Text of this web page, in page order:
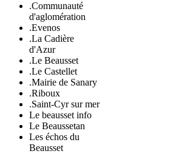
.Communauté
d'aglomération
.Evenos
.La Cadière
d'Azur
.Le Beausset
.Le Castellet
.Mairie de Sanary
.Riboux
.Saint-Cyr sur mer
Le beausset info
Le Beaussetan
Les échos du
Beausset